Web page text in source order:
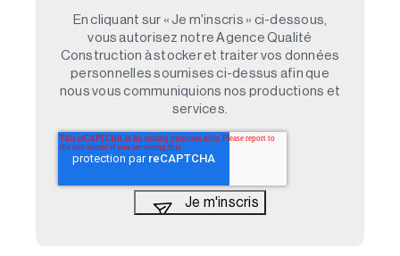
En cliquant sur « Je m'inscris » ci-dessous,
vous autorisez notre Agence Qualité
Construction à stocker et traiter vos données
personnelles soumises ci-dessus afin que
nous vous communiquions nos productions et
services.